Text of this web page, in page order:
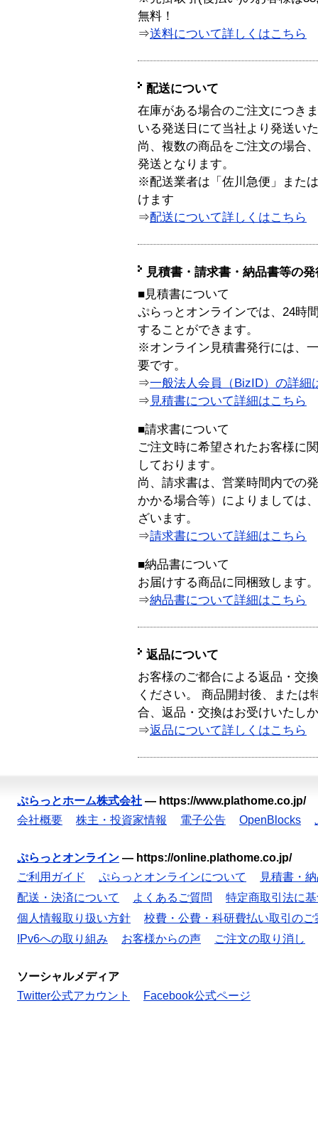
無料！
⇒送料について詳しくはこちら
配送について
在庫がある場合のご注文につき
いる発送日にて当社より発送い
尚、複数の商品をご注文の場合
発送となります。
※配送業者は「佐川急便」また
けます
⇒配送について詳しくはこちら
見積書・請求書・納品書等の
■見積書について
ぷらっとオンラインでは、24時
することができます。
※オンライン見積書発行には、
要です。
⇒一般法人会員（BizID）の詳細
⇒ 見積書について詳細はこちら
■請求書について
ご注文時に希望されたお客様に
しております。
尚、請求書は、営業時間内での
かかる場合等）によりましては
ざいます。
⇒請求書について詳細はこちら
■納品書について
お届けする商品に同梱致します。
⇒納品書について詳細はこちら
返品について
お客様のご都合による返品・交
ください。 商品開封後、または
合、返品・交換はお受けいたし
⇒返品について詳しくはこちら
ぷらっとホーム株式会社 — https://www.plathome.co.jp/
会社概要
株主・投資家情報 電子公告 OpenBlocks
ぷらっとオンライン — https://online.plathome.co.jp/
ご利用ガイド
ぷらっとオンラインについて
見積書・
配送・決済について
よくあるご質問
特定商取引法に
個人情報取り扱い方針
校費・公費・科研費払い取引のご
IPv6への取り組み
お客様からの声 ご注文の取り消し
ソーシャルメディア
Twitter公式アカウント
Facebook公式ページ